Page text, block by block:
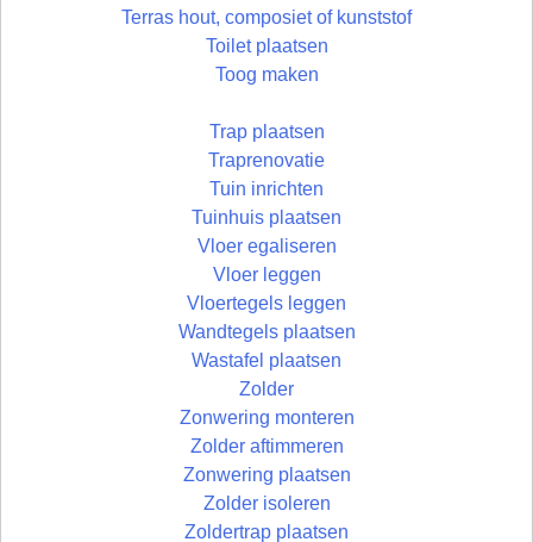
Terras hout, composiet of kunststof
Toilet plaatsen
Toog maken
Trap plaatsen
Traprenovatie
Tuin inrichten
Tuinhuis plaatsen
Vloer egaliseren
Vloer leggen
Vloertegels leggen
Wandtegels plaatsen
Wastafel plaatsen
Zolder
Zonwering monteren
Zolder aftimmeren
Zonwering plaatsen
Zolder isoleren
Zoldertrap plaatsen